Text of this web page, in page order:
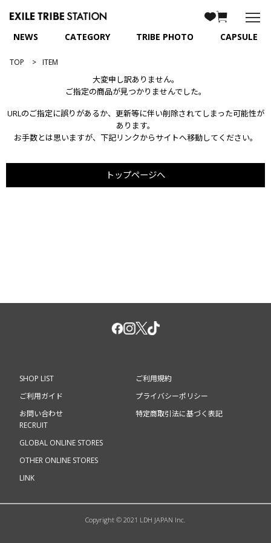
NEWS CATEGORY TRIBE PHOTO CAPSULE
TOP ITEM
大変申し訳ありません。
ご指定の商品が見つかりませんでした。
URLのご指定に誤りがあるか、更新等に伴い削除されてしまった可能性が
あります。
お手数とは思いますが、下記リンクからサイトへ移動してください。
トップページへ
SHOP LIST
ご利用ガイド
お問い合わせ
ご利用規約
プライバシーポリシー
特定商取引法に基づく表記
RECRUIT
GLOBAL ONLINE STORES
OTHER ONLINE STORES
LINK
Copyright © 2021 LDH JAPAN Inc.